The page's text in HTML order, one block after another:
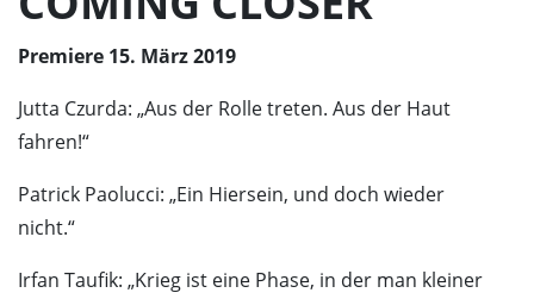
Premiere 15. März 2019
Jutta Czurda: „Aus der Rolle treten. Aus der Haut
fahren!“
Patrick Paolucci: „Ein Hiersein, und doch wieder
nicht.“
Irfan Taufik: „Krieg ist eine Phase, in der man kleiner